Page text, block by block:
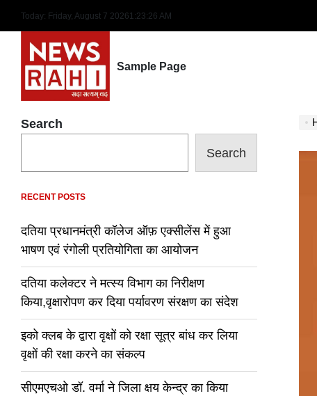
content
Today: Friday, August 7 20261 :23:27 AM
Sample Page
Search
Search
RECENT POSTS
दतिया प्रधानमंत्री कॉलेज ऑफ़ एक्सीलेंस में हुआ
भाषण एवं रंगोली प्रतियोगिता का आयोजन
दतिया कलेक्टर ने मत्स्य विभाग का निरीक्षण
किया,वृक्षारोपण कर दिया पर्यावरण संरक्षण का संदेश
इको क्लब के द्वारा वृक्षों को रक्षा सूत्र बांध कर लिया
वृक्षों की रक्षा करने का संकल्प
सीएमएचओ डॉ. वर्मा ने जिला क्षय केन्द्र का किया